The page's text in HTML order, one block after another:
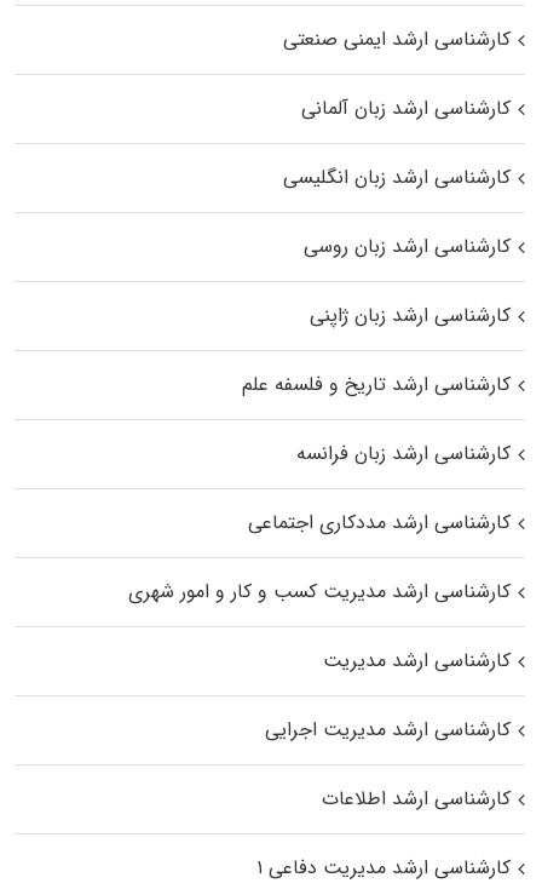
کارشناسی ارشد ایمنی صنعتی
کارشناسی ارشد زبان آلمانی
کارشناسی ارشد زبان انگلیسی
کارشناسی ارشد زبان روسی
کارشناسی ارشد زبان ژاپنی
کارشناسی ارشد تاریخ و فلسفه علم
کارشناسی ارشد زبان فرانسه
کارشناسی ارشد مددکاری اجتماعی
کارشناسی ارشد مدیریت کسب و کار و امور شهری
کارشناسی ارشد مدیریت
کارشناسی ارشد مدیریت اجرایی
کارشناسی ارشد اطلاعات
کارشناسی ارشد مدیریت دفاعی ۱